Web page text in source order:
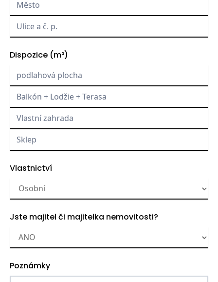
Dispozice (m²)
Vlastnictví
Jste majitel či majitelka nemovitosti?
Poznámky